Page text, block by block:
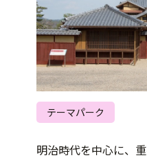
テーマパーク
明治時代を中心に、